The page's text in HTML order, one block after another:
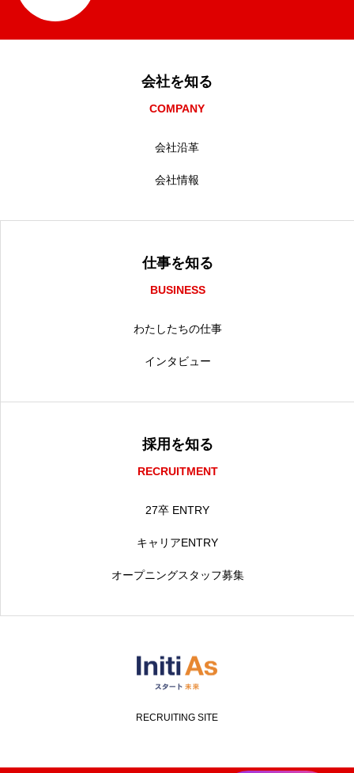
会社を知る
COMPANY
会社沿革
会社情報
仕事を知る
BUSINESS
わたしたちの仕事
インタビュー
採用を知る
RECRUITMENT
27卒 ENTRY
キャリアENTRY
オープニングスタッフ募集
RECRUITING SITE